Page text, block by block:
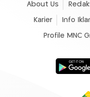
About Us
Karier Info
Profile MNC